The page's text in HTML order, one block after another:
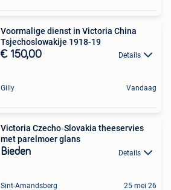
Voormalige dienst in Victoria China
Tsjechoslowakije 1918-19
€ 150,00 Details
Gilly Vandaag
Victoria Czecho‑Slovakia theeservies
met parelmoer glans
Bieden Details
Sint-Amandsberg 25 mei 26